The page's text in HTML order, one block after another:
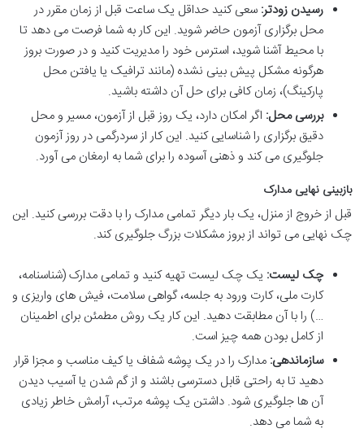
رسیدن زودتر: سعی کنید حداقل یک ساعت قبل از زمان مقرر در
محل برگزاری آزمون حاضر شوید. این کار به شما فرصت می دهد تا
با محیط آشنا شوید، استرس خود را مدیریت کنید و در صورت بروز
هرگونه مشکل پیش بینی نشده (مانند ترافیک یا یافتن محل
پارکینگ)، زمان کافی برای حل آن داشته باشید.
بررسی محل: اگر امکان دارد، یک روز قبل از آزمون، مسیر و محل
دقیق برگزاری را شناسایی کنید. این کار از سردرگمی در روز آزمون
جلوگیری می کند و ذهنی آسوده را برای شما به ارمغان می آورد.
بازبینی نهایی مدارک
قبل از خروج از منزل، یک بار دیگر تمامی مدارک را با دقت بررسی کنید. این
چک نهایی می تواند از بروز مشکلات بزرگ جلوگیری کند.
چک لیست: یک چک لیست تهیه کنید و تمامی مدارک (شناسنامه،
کارت ملی، کارت ورود به جلسه، گواهی سلامت، فیش های واریزی و
…) را با آن مطابقت دهید. این کار یک روش مطمئن برای اطمینان
از کامل بودن همه چیز است.
سازماندهی: مدارک را در یک پوشه شفاف یا کیف مناسب و مجزا قرار
دهید تا به راحتی قابل دسترسی باشند و از گم شدن یا آسیب دیدن
آن ها جلوگیری شود. داشتن یک پوشه مرتب، آرامش خاطر زیادی
به شما می دهد.